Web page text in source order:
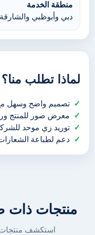
منطقة الخدمة
دبي وأبوظبي
لماذا تطلب منا؟
تصميم واضح وسهل
معرض صور للمنتج
توريد زي موحد
دعم لطباعة
منتجات ذات
استكشف